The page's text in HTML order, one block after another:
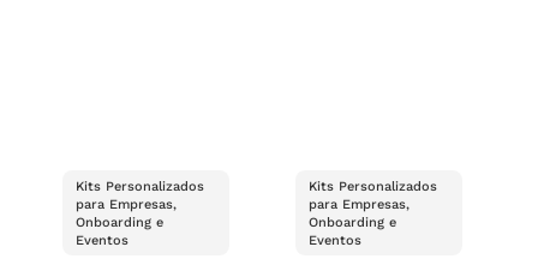
Kits Personalizados
para Empresas,
Onboarding e
Eventos
Kits Personalizados
para Empresas,
Onboarding e
Eventos